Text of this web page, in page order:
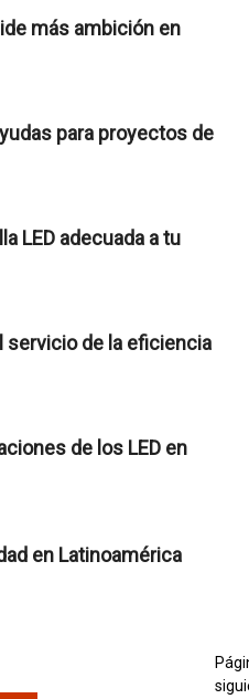
más ambición en
para proyectos de
LED adecuada a tu
servicio de la eficiencia
de los LED en
en Latinoamérica